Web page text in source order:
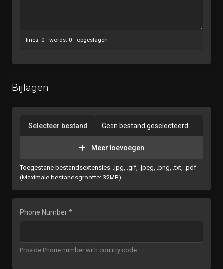
lines: 0 words: 0 opgeslagen
Bijlagen
Selecteer bestand Geen bestand geselecteerd
Meer toevoegen
Toegestane bestandsextensies: .jpg, .gif, .jpeg, .png, .txt, .pdf
(Maximale bestandsgrootte: 32MB)
Phone Number *
Provide Phone number with country code